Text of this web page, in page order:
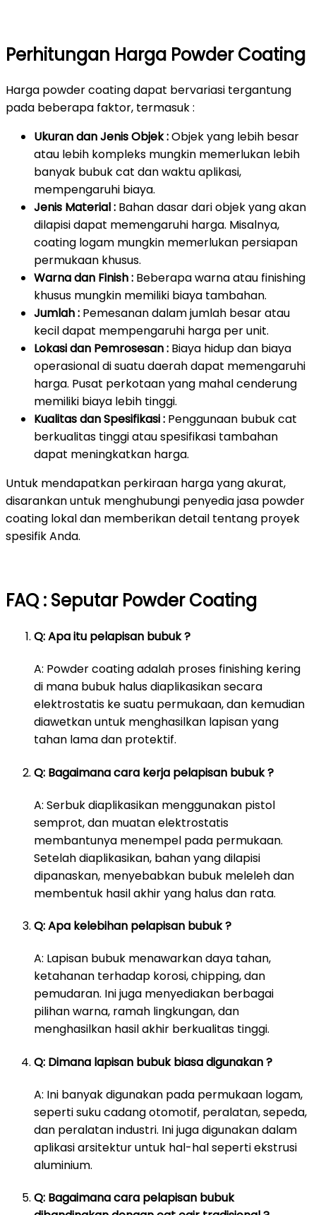
Perhitungan Harga Powder Coating
Harga powder coating dapat bervariasi tergantung
pada beberapa faktor, termasuk :
Ukuran dan Jenis Objek :Objek yang lebih besar
atau lebih kompleks mungkin memerlukan lebih
banyak bubuk cat dan waktu aplikasi,
mempengaruhi biaya.
Jenis Material : Bahan dasar dari objek yang akan
dilapisi dapat memengaruhi harga. Misalnya,
coating logam mungkin memerlukan persiapan
permukaan khusus.
Warna dan Finish : Beberapa warna atau finishing
khusus mungkin memiliki biaya tambahan.
Jumlah : Pemesanan dalam jumlah besar atau
kecil dapat mempengaruhi harga per unit.
Lokasi dan Pemrosesan : Biaya hidup dan biaya
operasional di suatu daerah dapat memengaruhi
harga. Pusat perkotaan yang mahal cenderung
memiliki biaya lebih tinggi.
Kualitas dan Spesifikasi : Penggunaan bubuk cat
berkualitas tinggi atau spesifikasi tambahan
dapat meningkatkan harga.
Untuk mendapatkan perkiraan harga yang akurat,
disarankan untuk menghubungi penyedia jasa powder
coating lokal dan memberikan detail tentang proyek
spesifik Anda.
FAQ : Seputar Powder Coating
Q: Apa itu pelapisan bubuk ?
A: Powder coating adalah proses finishing kering
di mana bubuk halus diaplikasikan secara
elektrostatis ke suatu permukaan, dan kemudian
diawetkan untuk menghasilkan lapisan yang
tahan lama dan protektif.
Q: Bagaimana cara kerja pelapisan bubuk ?
A: Serbuk diaplikasikan menggunakan pistol
semprot, dan muatan elektrostatis
membantunya menempel pada permukaan.
Setelah diaplikasikan, bahan yang dilapisi
dipanaskan, menyebabkan bubuk meleleh dan
membentuk hasil akhir yang halus dan rata.
Q: Apa kelebihan pelapisan bubuk ?
A: Lapisan bubuk menawarkan daya tahan,
ketahanan terhadap korosi, chipping, dan
pemudaran. Ini juga menyediakan berbagai
pilihan warna, ramah lingkungan, dan
menghasilkan hasil akhir berkualitas tinggi.
Q: Dimana lapisan bubuk biasa digunakan ?
A: Ini banyak digunakan pada permukaan logam,
seperti suku cadang otomotif, peralatan, sepeda,
dan peralatan industri. Ini juga digunakan dalam
aplikasi arsitektur untuk hal-hal seperti ekstrusi
aluminium.
Q: Bagaimana cara pelapisan bubuk